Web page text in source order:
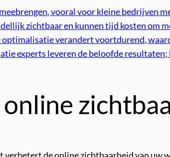
vooral voor kleine bedrijven
zichtbaar en kunnen tijd kosten om
optimalisatie verandert voortdurend,
experts leveren de beloofde